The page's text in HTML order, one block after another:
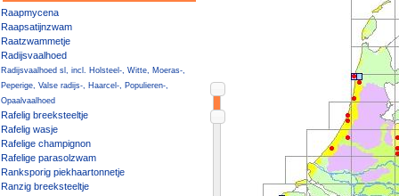
Raapmycena
Raapsatijnzwam
Raatzwammetje
Radijsvaalhoed
Radijsvaalhoed sl, incl. Holsteel-, Witte, Moeras-,
Peperige, Valse radijs-, Haarcel-, Populieren-,
Opaalvaalhoed
Rafelig breeksteeltje
Rafelig wasje
Rafelige champignon
Rafelige parasolzwam
Ranksporig piekhaartonnetje
Ranzig breeksteeltje